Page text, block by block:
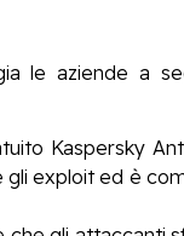
le aziende a
Kaspersky
exploit ed è